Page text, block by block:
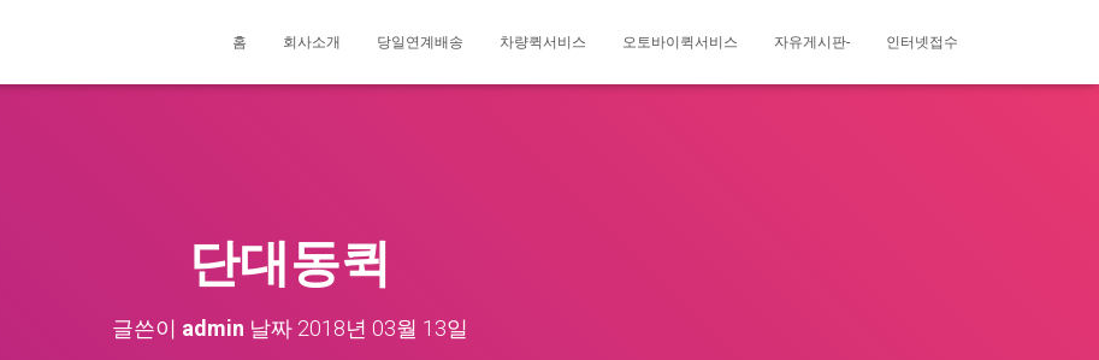
홈 회사소개 당일연계배송 차량퀵서비스 오토바이퀵서비스 자유게시판- 인터넷접수
단대동퀵
글쓴이 admin 날짜 2018년 03월 13일